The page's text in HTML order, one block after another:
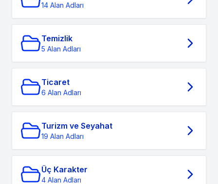
14 Alan Adları
Temizlik
5 Alan Adları
Ticaret
6 Alan Adları
Turizm ve Seyahat
19 Alan Adları
Üç Karakter
4 Alan Adları